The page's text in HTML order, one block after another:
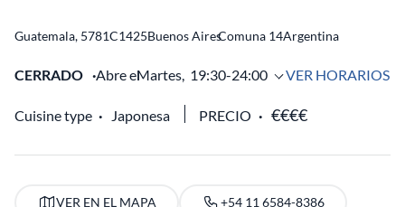
Guatemala, 5781C1425Buenos AiresComuna 14Argentina
CERRADO Abre elMartes, 19:30-24:00 VER HORARIOS
Cuisine type Japonesa PRECIO
VER EN EL MAPA +54 11 6584-8386